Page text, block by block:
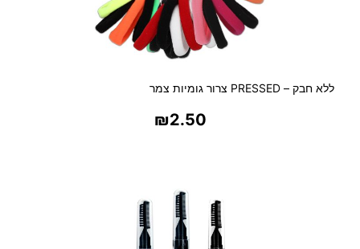
ללא חבק – PRESSED צרור גומיות צמר
₪2.50